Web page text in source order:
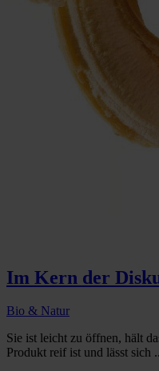
Im Kern der
Bio & Natur
Sie ist leicht zu öffnen, hält
Produkt reif ist und lässt sich